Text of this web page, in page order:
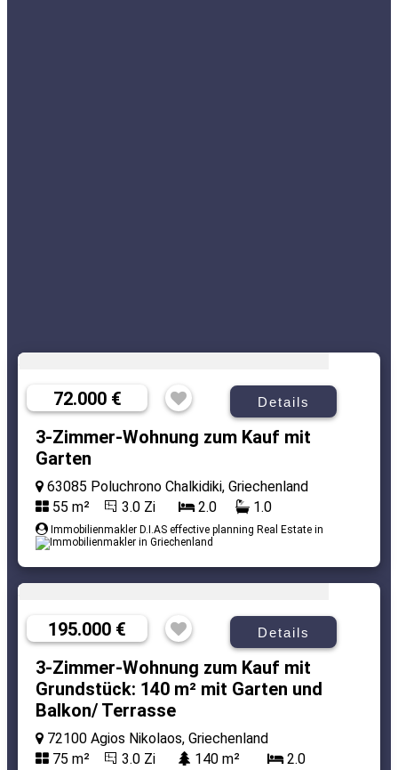
72.000 € Details
3-Zimmer-Wohnung zum Kauf mit
Garten
63085 Poluchrono Chalkidiki, Griechenland
55 m²
3.0 Zi 2.0 1.0
Immobilienmakler D.I.AS effective planning Real Estate in
195.000 € Details
3-Zimmer-Wohnung zum Kauf mit
Grundstück: 140 m² mit Garten und
Balkon/ Terrasse
72100 Agios Nikolaos, Griechenland
75 m²
3.0 Zi 140 m²
2.0